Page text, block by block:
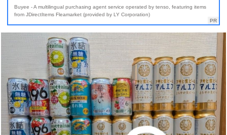
Buyee - A multilingual purchasing agent service operated by tenso, featuring items
from JDirectItems Fleamarket (provided by LY Corporation)